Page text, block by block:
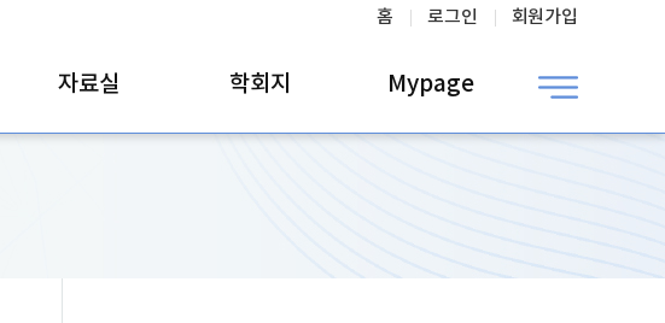
홈 로그인 회원가입
자료실 학회지 Mypage